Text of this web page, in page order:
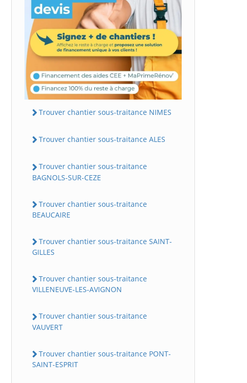
Trouver chantier sous-traitance NIMES
Trouver chantier sous-traitance ALES
Trouver chantier sous-traitance
BAGNOLS-SUR-CEZE
Trouver chantier sous-traitance
BEAUCAIRE
Trouver chantier sous-traitance SAINT-
GILLES
Trouver chantier sous-traitance
VILLENEUVE-LES-AVIGNON
Trouver chantier sous-traitance
VAUVERT
Trouver chantier sous-traitance PONT-
SAINT-ESPRIT